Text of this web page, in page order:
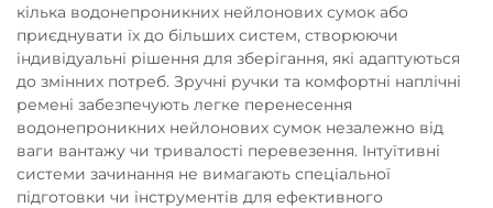
кілька водонепроникних нейлонових сумок або
приєднувати їх до більших систем, створюючи
індивідуальні рішення для зберігання, які адаптуються
до змінних потреб. Зручні ручки та комфортні наплічні
ремені забезпечують легке перенесення
водонепроникних нейлонових сумок незалежно від
ваги вантажу чи тривалості перевезення. Інтуїтивні
системи зачинання не вимагають спеціальної
підготовки чи інструментів для ефективного